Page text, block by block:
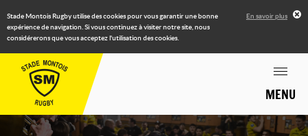
Stade Montois Rugby utilise des cookies pour vous garantir une bonne
expérience de navigation. Si vous continuez à visiter notre site, nous
considérerons que vous acceptez l'utilisation des cookies.
En savoir plus
MENU